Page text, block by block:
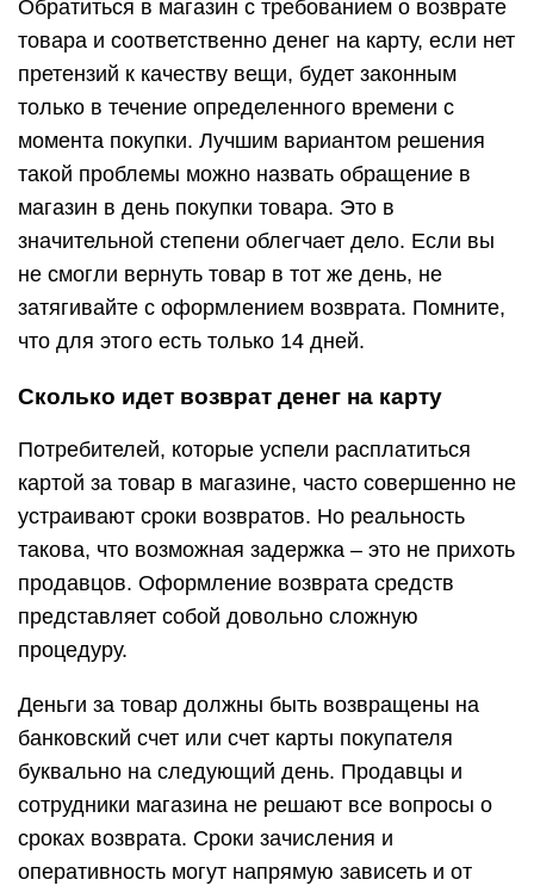
Обратиться в магазин с требованием о возврате
товара и соответственно денег на карту, если нет
претензий к качеству вещи, будет законным
только в течение определенного времени с
момента покупки. Лучшим вариантом решения
такой проблемы можно назвать обращение в
магазин в день покупки товара. Это в
значительной степени облегчает дело. Если вы
не смогли вернуть товар в тот же день, не
затягивайте с оформлением возврата. Помните,
что для этого есть только 14 дней.
Сколько идет возврат денег на карту
Потребителей, которые успели расплатиться
картой за товар в магазине, часто совершенно не
устраивают сроки возвратов. Но реальность
такова, что возможная задержка – это не прихоть
продавцов. Оформление возврата средств
представляет собой довольно сложную
процедуру.
Деньги за товар должны быть возвращены на
банковский счет или счет карты покупателя
буквально на следующий день. Продавцы и
сотрудники магазина не решают все вопросы о
сроках возврата. Сроки зачисления и
оперативность могут напрямую зависеть и от